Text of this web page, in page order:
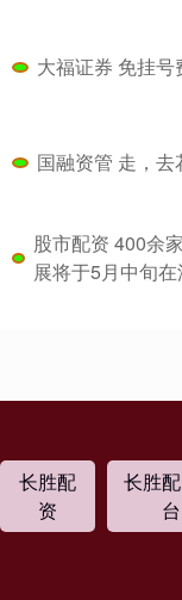
大福证券 免挂
国融资管 走，去
股市配资 400余
展将于5月中旬
长胜配
资
长胜
台